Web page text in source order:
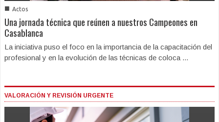
■ Actos
Una jornada técnica que reúnen a nuestros Campeones en
Casablanca
La iniciativa puso el foco en la importancia de la capacitación del
profesional y en la evolución de las técnicas de coloca ...
VALORACIÓN Y REVISIÓN URGENTE